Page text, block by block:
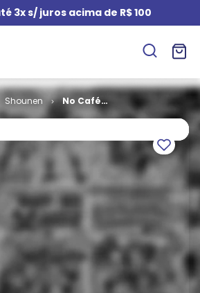
3x s/ juros acima de R$ 100
Shounen
No Café
Kichijouji # 1